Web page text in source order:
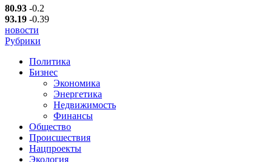
80.93 -0.2
93.19 -0.39
новости
Рубрики
Политика
Бизнес
Экономика
Энергетика
Недвижимость
Финансы
Общество
Происшествия
Нацпроекты
Экология